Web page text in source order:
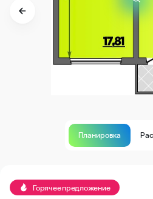
Планировка
Горячее предложение